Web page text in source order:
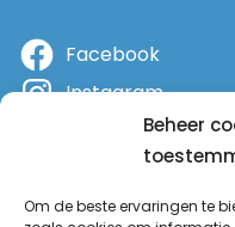
Beheer
Om de beste ervaringen te
Facebook
Instagram
YouTube